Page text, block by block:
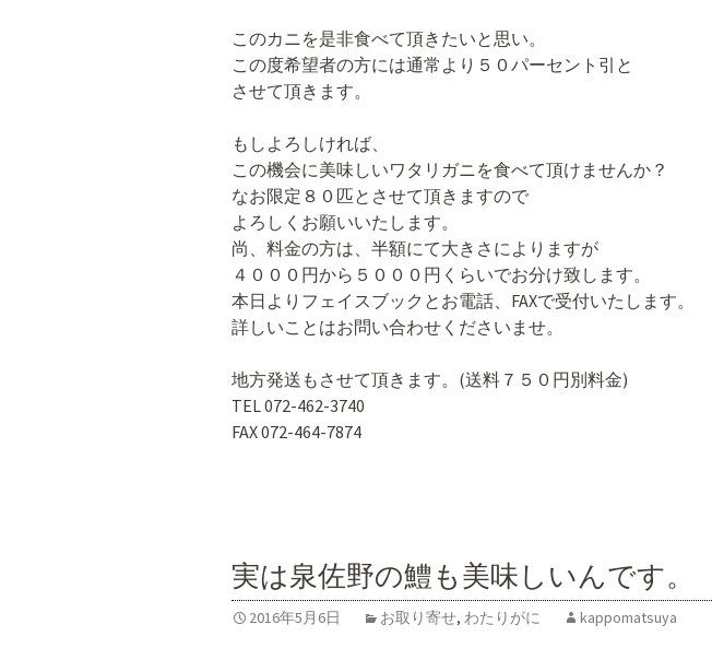
このカニを是非食べて頂きたいと思い。
この度希望者の方には通常より５０パーセント引と
させて頂きます。
もしよろしければ、
この機会に美味しいワタリガニを食べて頂けませんか？
なお限定８０匹とさせて頂きますので
よろしくお願いいたします。
尚、料金の方は、半額にて大きさによりますが
４０００円から５０００円くらいでお分け致します。
本日よりフェイスブックとお電話、FAXで受付いたします。
詳しいことはお問い合わせくださいませ。
地方発送もさせて頂きます。(送料７５０円別料金)
TEL 072-462-3740
FAX 072-464-7874
実は泉佐野の鱧も美味しいんです。
2016年5月6日 お取り寄せ, わたりがに kappomatsuya